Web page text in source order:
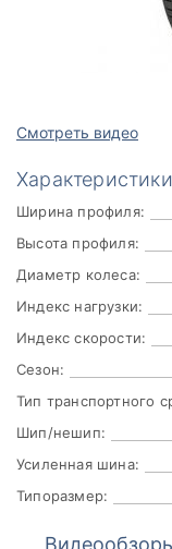
Смотреть видео
Характеристики
Ширина профиля:
Высота профиля:
Диаметр колеса:
Индекс нагрузки:
Индекс скорости:
Сезон:
Тип транспортного
Шип/нешип:
Усиленная шина:
Типоразмер: